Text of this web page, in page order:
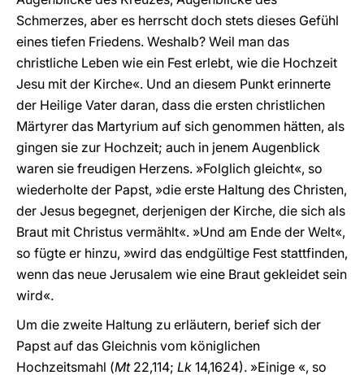
Schmerzes, aber es herrscht doch stets dieses Gefühl
eines tiefen Friedens. Weshalb? Weil man das
christliche Leben wie ein Fest erlebt, wie die Hochzeit
Jesu mit der Kirche«. Und an diesem Punkt erinnerte
der Heilige Vater daran, dass die ersten christlichen
Märtyrer das Martyrium auf sich genommen hätten, als
gingen sie zur Hochzeit; auch in jenem Augenblick
waren sie freudigen Herzens. »Folglich gleicht«, so
wiederholte der Papst, »die erste Haltung des Christen,
der Jesus begegnet, derjenigen der Kirche, die sich als
Braut mit Christus vermählt«. »Und am Ende der Welt«,
so fügte er hinzu, »wird das endgültige Fest stattfinden,
wenn das neue Jerusalem wie eine Braut gekleidet sein
wird«.
Um die zweite Haltung zu erläutern, berief sich der
Papst auf das Gleichnis vom königlichen
Hochzeitsmahl (Mt 22,114; Lk 14,1624). »Einige «, so